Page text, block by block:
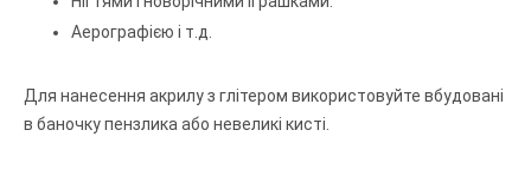
Аерографією і т.д.
Для нанесення акрилу з глітером використовуйте вбудовані
в баночку пензлика або невеликі кисті.